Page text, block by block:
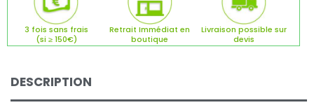
3 fois sans frais
(si ≥ 150€)
Retrait Immédiat en
boutique
Livraison possible sur
devis
DESCRIPTION